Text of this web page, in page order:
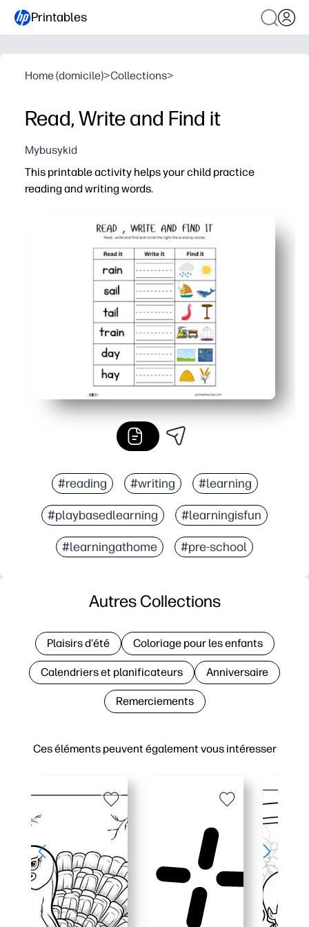
Printables
Home (domicile)>Collections>
Read, Write and Find it
Mybusykid
This printable activity helps your child practice
reading and writing words.
#reading #writing #learning
#playbasedlearning #learningisfun
#learningathome #pre-school
Ces éléments peuvent également vous intéresser
Autres Collections
Plaisirs d'été Coloriage pour les enfants
Calendriers et planificateurs Anniversaire
Remerciements